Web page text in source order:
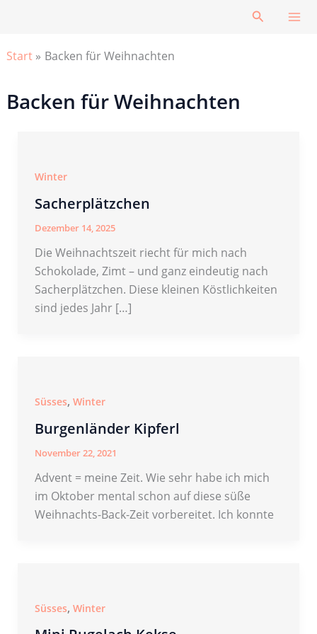
Suchen
Start Backen für Weihnachten
Backen für Weihnachten
Winter
Sacherplätzchen
Dezember 14, 2025
Die Weihnachtszeit riecht für mich nach
Schokolade, Zimt – und ganz eindeutig nach
Sacherplätzchen. Diese kleinen Köstlichkeiten
sind jedes Jahr […]
Süsses, Winter
Burgenländer Kipferl
November 22, 2021
Advent = meine Zeit. Wie sehr habe ich mich
im Oktober mental schon auf diese süße
Weihnachts-Back-Zeit vorbereitet. Ich konnte
Süsses, Winter